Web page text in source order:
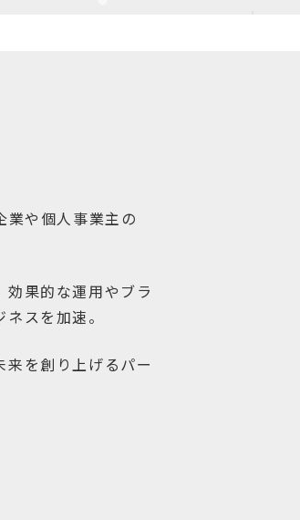
業や個人事業主の
果的な運用やブラ
スを加速。
を創り上げるパー